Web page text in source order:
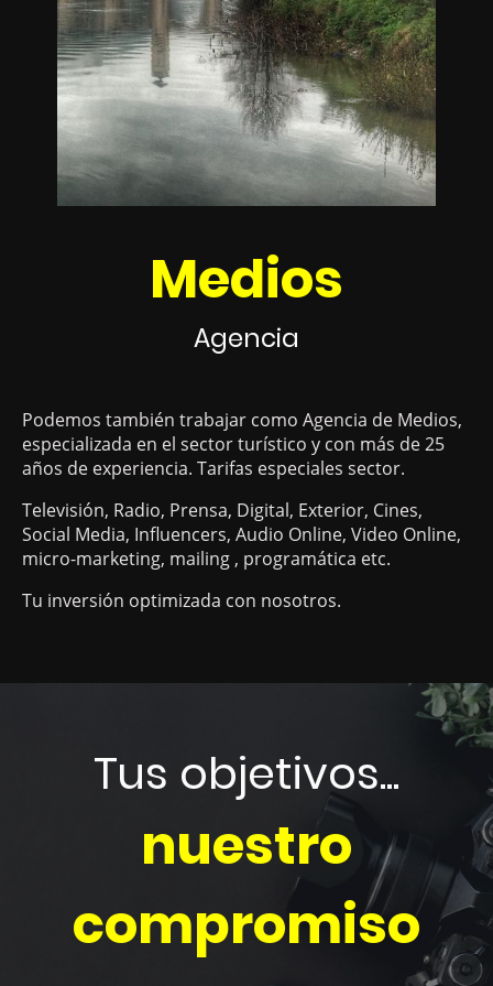
Medios
Agencia
Podemos también trabajar como Agencia de Medios,
especializada en el sector turístico y con más de 25
años de experiencia. Tarifas especiales sector.
Televisión, Radio, Prensa, Digital, Exterior, Cines,
Social Media, Influencers, Audio Online, Video Online,
micro-marketing, mailing , programática etc.
Tu inversión optimizada con nosotros.
Tus objetivos...
nuestro
compromiso